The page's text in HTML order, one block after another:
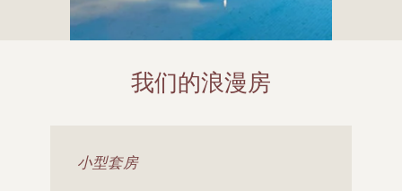
我们的浪漫房
小型套房